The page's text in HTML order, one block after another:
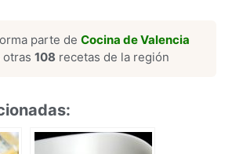
parte deCocina de Valencia
108 recetas de la región